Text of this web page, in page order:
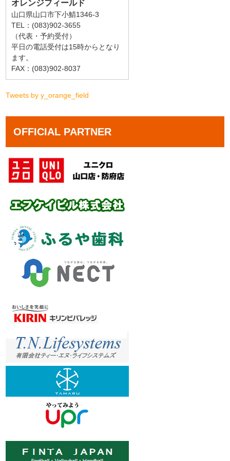
オレンジフィールド
山口県山口市下小鯖1346-3
TEL：(083)902-3655
（代表・予約受付）
平日の電話受付は15時からとなり
ます。
FAX：(083)902-8037
Tweets by y_orange_field
OFFICIAL PARTNER